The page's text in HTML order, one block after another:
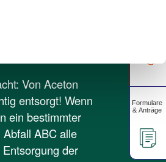
Von Aceton
entsorgt! Wenn
ein bestimmter
ABC alle
der